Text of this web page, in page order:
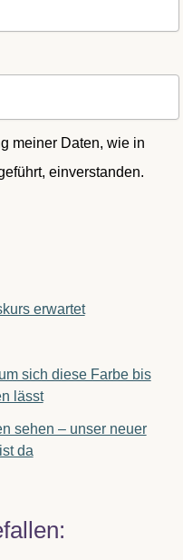
meiner Daten, wie in
einverstanden.
erwartet
sich diese Farbe bis
lässt
sehen – unser neuer
da